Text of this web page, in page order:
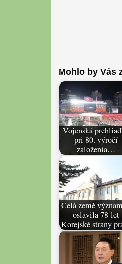
Mohlo by Vás
Vojenská
pri 80. výročí
založenia…
Celá země
oslavila 78 let
Korejské strany